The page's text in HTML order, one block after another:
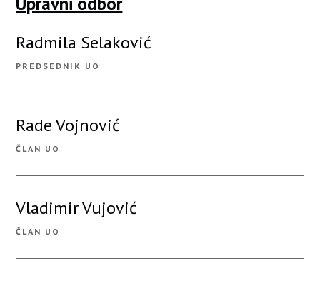
Radmila Selaković
PREDSEDNIK UO
Rade Vojnović
ČLAN UO
Vladimir Vujović
ČLAN UO